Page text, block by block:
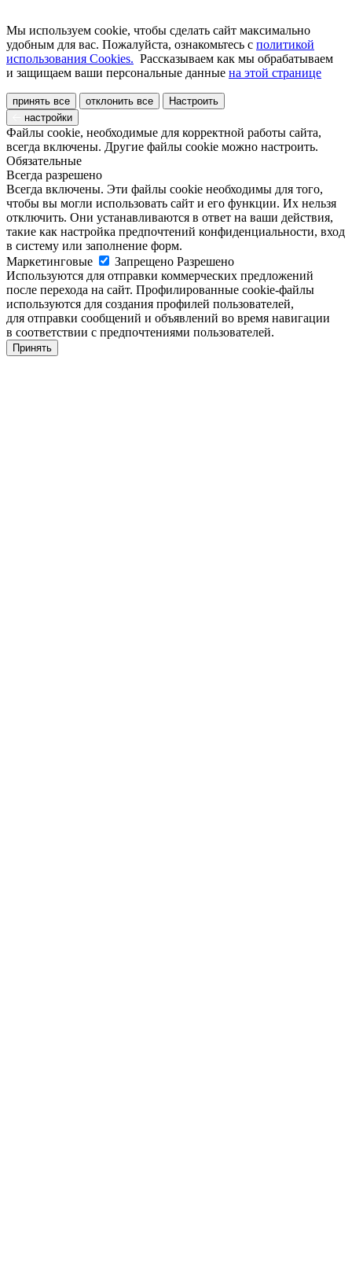
Мы используем cookie, чтобы сделать сайт максимально
удобным для вас. Пожалуйста, ознакомьтесь с политикой
использования Cookies. Рассказываем как мы обрабатываем
и защищаем ваши персональные данные на этой странице
принять все отклонить все
Настроить
настройки
Файлы cookie, необходимые для корректной работы сайта,
всегда включены. Другие файлы cookie можно настроить.
Обязательные
Всегда разрешено
Всегда включены. Эти файлы cookie необходимы для того,
чтобы вы могли использовать сайт и его функции. Их нельзя
отключить. Они устанавливаются в ответ на ваши действия,
такие как настройка предпочтений конфиденциальности, вход
в систему или заполнение форм.
Маркетинговые
Запрещено Разрешено
Используются для отправки коммерческих предложений
после перехода на сайт. Профилированные cookie-файлы
используются для создания профилей пользователей,
для отправки сообщений и объявлений во время навигации
в соответствии с предпочтениями пользователей.
Принять